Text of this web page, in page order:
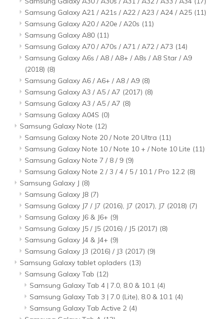
Samsung Galaxy A21 / A21s / A22 / A23 / A24 / A25 (11)
Samsung Galaxy A20 / A20e / A20s (11)
Samsung Galaxy A80 (11)
Samsung Galaxy A70 / A70s / A71 / A72 / A73 (14)
Samsung Galaxy A6s / A8 / A8+ / A8s / A8 Star / A9
(2018) (8)
Samsung Galaxy A6 / A6+ / A8 / A9 (8)
Samsung Galaxy A3 / A5 / A7 (2017) (8)
Samsung Galaxy A3 / A5 / A7 (8)
Samsung Galaxy A04S (0)
Samsung Galaxy Note (12)
Samsung Galaxy Note 20 / Note 20 Ultra (11)
Samsung Galaxy Note 10 / Note 10 + / Note 10 Lite (11)
Samsung Galaxy Note 7 / 8 / 9 (9)
Samsung Galaxy Note 2 / 3 / 4 / 5 / 10.1 / Pro 12.2 (8)
Samsung Galaxy J (8)
Samsung Galaxy J8 (7)
Samsung Galaxy J7 / J7 (2016), J7 (2017), J7 (2018) (7)
Samsung Galaxy J6 & J6+ (9)
Samsung Galaxy J5 / J5 (2016) / J5 (2017) (8)
Samsung Galaxy J4 & J4+ (9)
Samsung Galaxy J3 (2016) / J3 (2017) (9)
Samsung Galaxy tablet opladers (13)
Samsung Galaxy Tab (12)
Samsung Galaxy Tab 4 | 7.0, 8.0 & 10.1 (4)
Samsung Galaxy Tab 3 | 7.0 (Lite), 8.0 & 10.1 (4)
Samsung Galaxy Tab Active 2 (4)